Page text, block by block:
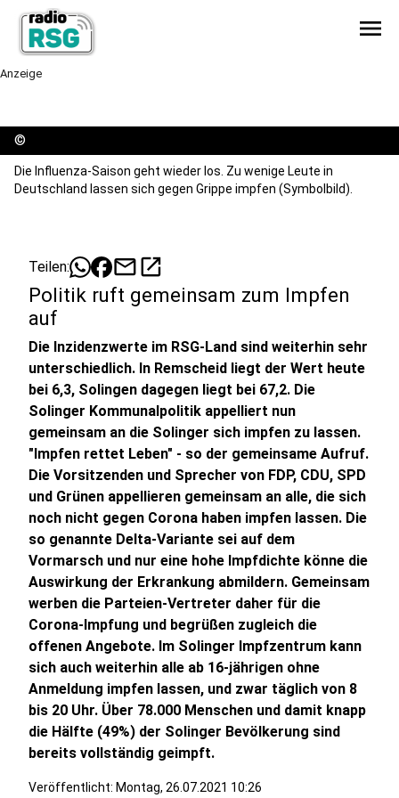
menu
Anzeige
©
Die Influenza-Saison geht wieder los. Zu wenige Leute in
Deutschland lassen sich gegen Grippe impfen (Symbolbild).
Teilen: mailopen_in_new
Politik ruft gemeinsam zum Impfen
auf
Die Inzidenzwerte im RSG-Land sind weiterhin sehr
unterschiedlich. In Remscheid liegt der Wert heute
bei 6,3, Solingen dagegen liegt bei 67,2. Die
Solinger Kommunalpolitik appelliert nun
gemeinsam an die Solinger sich impfen zu lassen.
"Impfen rettet Leben" - so der gemeinsame Aufruf.
Die Vorsitzenden und Sprecher von FDP, CDU, SPD
und Grünen appellieren gemeinsam an alle, die sich
noch nicht gegen Corona haben impfen lassen. Die
so genannte Delta-Variante sei auf dem
Vormarsch und nur eine hohe Impfdichte könne die
Auswirkung der Erkrankung abmildern. Gemeinsam
werben die Parteien-Vertreter daher für die
Corona-Impfung und begrüßen zugleich die
offenen Angebote. Im Solinger Impfzentrum kann
sich auch weiterhin alle ab 16-jährigen ohne
Anmeldung impfen lassen, und zwar täglich von 8
bis 20 Uhr. Über 78.000 Menschen und damit knapp
die Hälfte (49%) der Solinger Bevölkerung sind
bereits vollständig geimpft.
Veröffentlicht: Montag, 26.07.2021 10:26